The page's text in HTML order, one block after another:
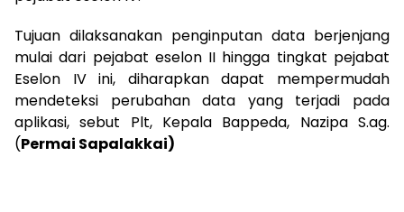
Tujuan dilaksanakan penginputan data berjenjang
mulai dari pejabat eselon II hingga tingkat pejabat
Eselon IV ini, diharapkan dapat mempermudah
mendeteksi perubahan data yang terjadi pada
aplikasi, sebut Plt, Kepala Bappeda, Nazipa S.ag.
(Permai Sapalakkai)